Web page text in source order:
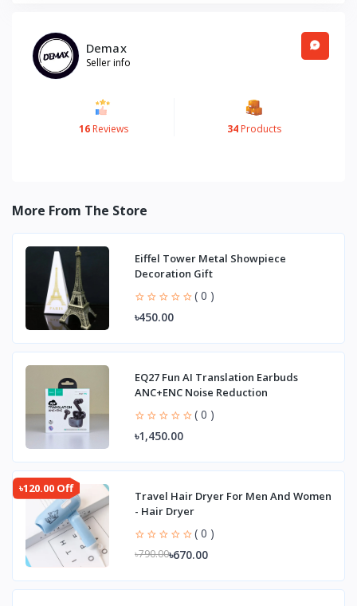
Demax
Seller info
16Reviews 34Products
More From The Store
Eiffel Tower Metal Showpiece
Decoration Gift
( 0 )
৳450.00
EQ27 Fun AI Translation Earbuds
ANC+ENC Noise Reduction
( 0 )
৳1,450.00
৳120.00 Off
Travel Hair Dryer For Men And Women
- Hair Dryer
( 0 )
৳790.00৳670.00